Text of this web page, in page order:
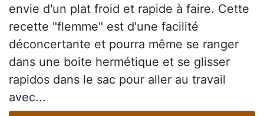
envie d'un plat froid et rapide à faire. Cette
recette "flemme" est d'une facilité
déconcertante et pourra même se ranger
dans une boite hermétique et se glisser
rapidos dans le sac pour aller au travail
avec...